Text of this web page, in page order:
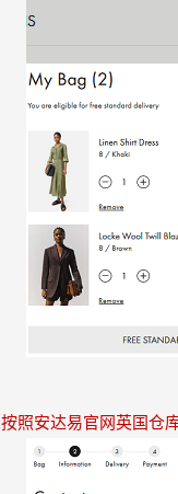
按照安达易官网英国仓